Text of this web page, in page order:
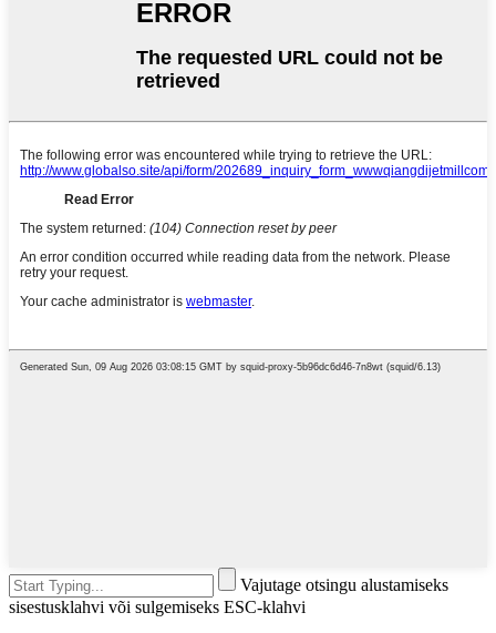
Vajutage otsingu alustamiseks
sisestusklahvi või sulgemiseks ESC-klahvi